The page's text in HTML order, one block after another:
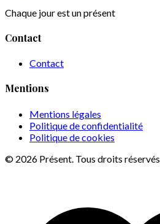
Chaque jour est un présent
Contact
Contact
Mentions
Mentions légales
Politique de confidentialité
Politique de cookies
© 2026 Présent. Tous droits réservés.